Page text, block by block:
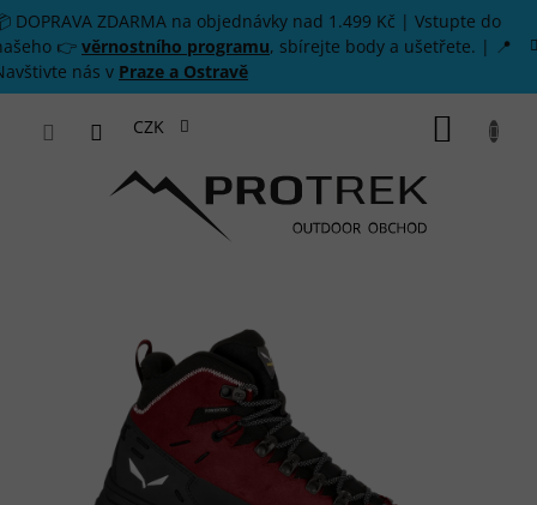
Přejít na obsah
DOPRAVA ZDARMA na objednávky nad 1.499 Kč | Vstupte do
👉 věrnostního programu, sbírejte body a ušetřete. | 📍
nás v Praze a Ostravě
CZK